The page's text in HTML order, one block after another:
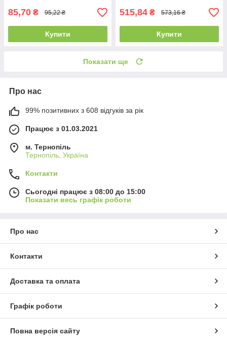
85,70 ₴ 95,22 ₴
Купити
515,84 ₴ 573,16 ₴
Купити
Показати ще
Про нас
99% позитивних з 608 відгуків за рік
Працює з 01.03.2021
м. Тернопіль
Тернопіль, Україна
Контакти
Сьогодні працює з 08:00 до 15:00
Показати весь графік роботи
Про нас
Контакти
Доставка та оплата
Графік роботи
Повна версія сайту